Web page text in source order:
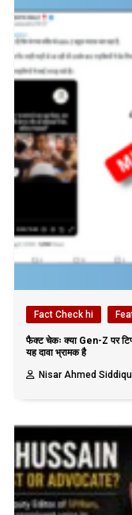
Fact Check hi
फैक्ट चेकः क्या Gen-Z पर
यह दावा भ्रामक है
Nisar Ahmed